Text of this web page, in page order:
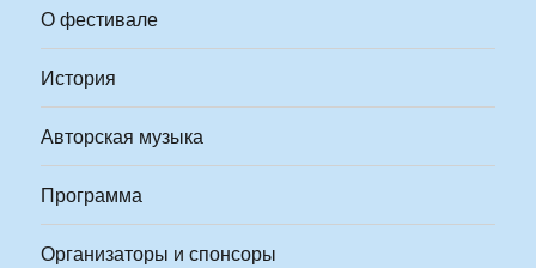
О фестивале
История
Авторская музыка
Программа
Организаторы и спонсоры